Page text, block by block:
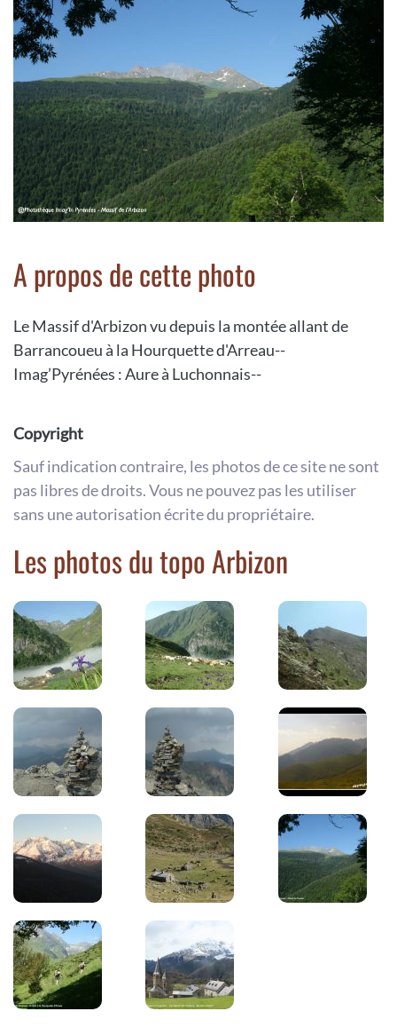
A propos de cette photo
Le Massif d'Arbizon vu depuis la montée allant de
Barrancoueu à la Hourquette d'Arreau--
Imag’Pyrénées : Aure à Luchonnais--
Copyright
Sauf indication contraire, les photos de ce site ne sont
pas libres de droits. Vous ne pouvez pas les utiliser
sans une autorisation écrite du propriétaire.
Les photos du topo Arbizon